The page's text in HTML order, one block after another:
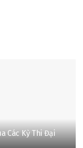
Các Kỳ Thi Đại